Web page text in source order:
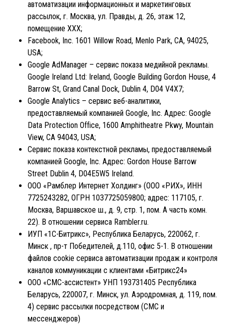
автоматизации информационных и маркетинговых
рассылок, г. Москва, ул. Правды, д. 26, этаж 12,
помещение XXX;
Facebook, Inc. 1601 Willow Road, Menlo Park, CA, 94025,
USA;
Google AdManager – сервис показа медийной рекламы.
Google Ireland Ltd: Ireland, Google Building Gordon House, 4
Barrow St, Grand Canal Dock, Dublin 4, D04 V4X7;
Google Analytics – сервис веб-аналитики,
предоставляемый компанией Google, Inc. Адрес: Google
Data Protection Office, 1600 Amphitheatre Pkwy, Mountain
View, CA 94043, USA;
Сервис показа контекстной рекламы, предоставляемый
компанией Google, Inc. Адрес: Gordon House Barrow
Street Dublin 4, D04E5W5 Ireland.
ООО «Рамблер Интернет Холдинг» (ООО «РИХ», ИНН
7725243282, ОГРН 1037725059800; адрес: 117105, г.
Москва, Варшавское ш., д. 9, стр. 1, пом. А часть комн.
22). В отношении сервиса Rambler.ru.
ИУП «1С-Битрикс», Республика Беларусь, 220062, г.
Минск , пр-т Победителей, д.110, офис 5-1. В отношении
файлов cookie сервиса автоматизации продаж и контроля
каналов коммуникации с клиентами «Битрикс24»
ООО «СМС-ассистент» УНП 193731405 Республика
Беларусь, 220007, г. Минск, ул. Аэродромная, д. 119, пом.
4) сервис рассылки посредством (СМС и
мессенджеров)